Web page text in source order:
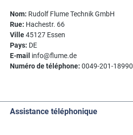
Nom: Rudolf Flume Technik GmbH
Rue: Hachestr. 66
Ville45127 Essen
Pays: DE
E-mail info@flume.de
Numéro de téléphone: 0049-201-18990
Assistance téléphonique